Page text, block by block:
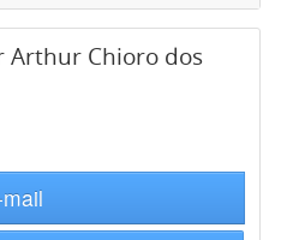
Arthur Chioro dos